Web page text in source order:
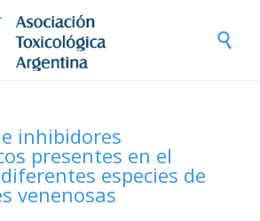

inhibidores
presentes en el
especies de
venenosas